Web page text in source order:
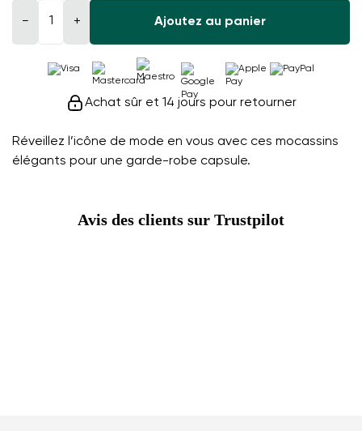
Réveillez l’icône de mode en vous avec ces mocassins
élégants pour une garde-robe capsule.
− + Ajoutez au panier
Achat sûr et 14 jours pour retourner
Avis des clients sur Trustpilot